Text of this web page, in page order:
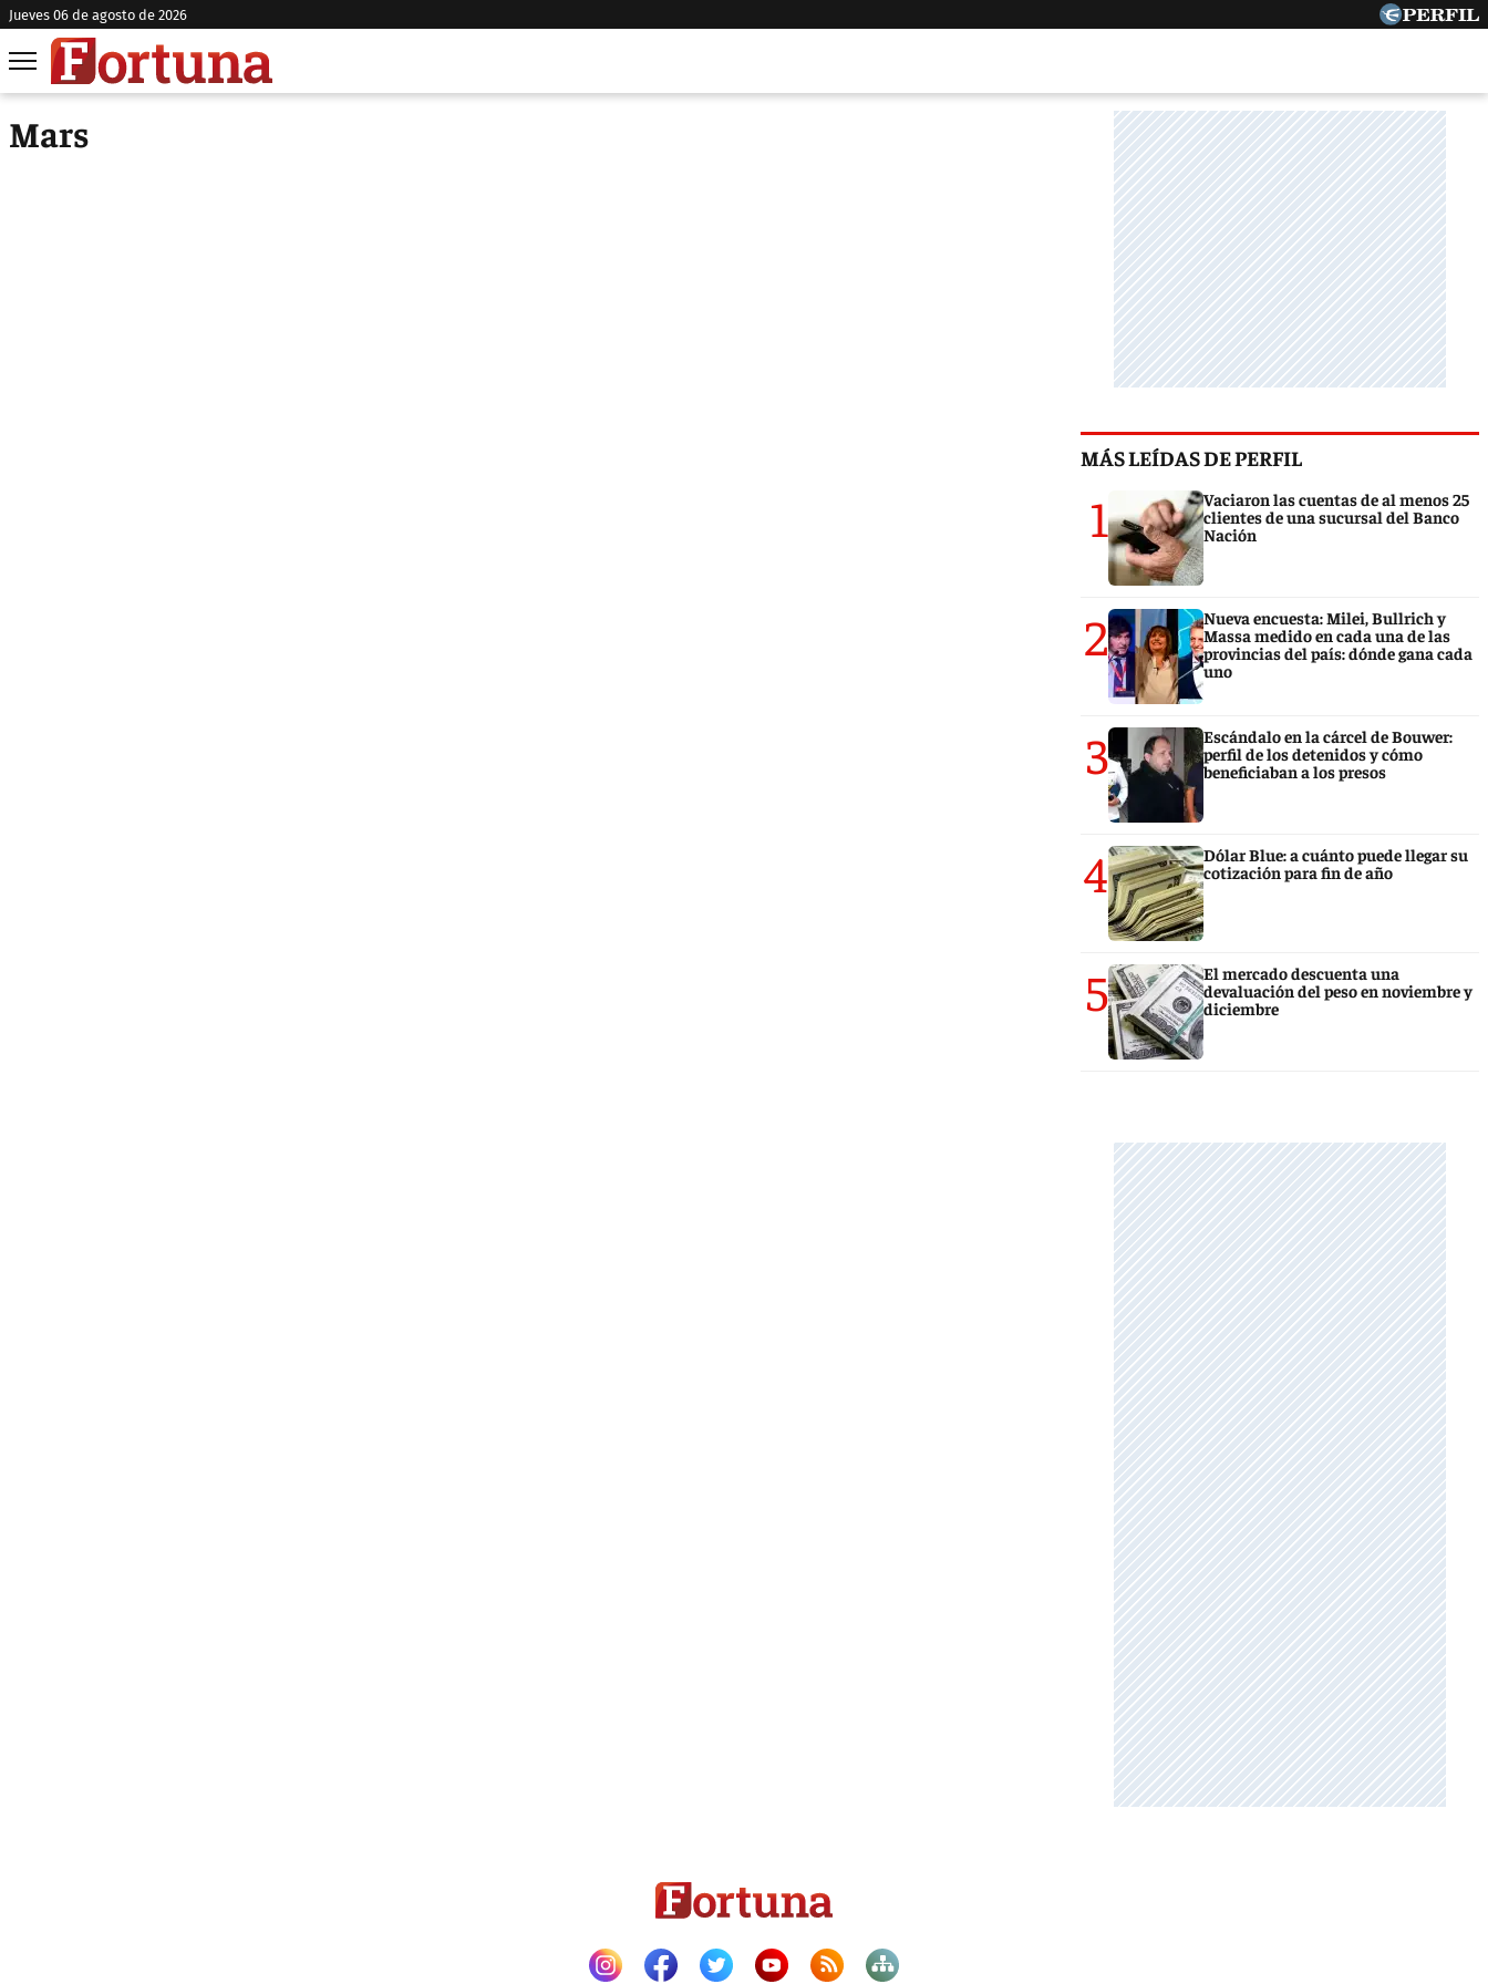
jueves 06 de agosto de 2026
Mars
MÁS LEÍDAS DE PERFIL
1
Vaciaron las cuentas de al menos 25
clientes de una sucursal del Banco
Nación
2
Nueva encuesta: Milei, Bullrich y
Massa medido en cada una de las
provincias del país: dónde gana cada
uno
3
Escándalo en la cárcel de Bouwer:
perfil de los detenidos y cómo
beneficiaban a los presos
4
Dólar Blue: a cuánto puede llegar su
cotización para fin de año
5
El mercado descuenta una
devaluación del peso en noviembre y
diciembre